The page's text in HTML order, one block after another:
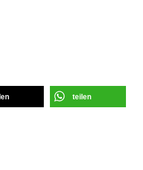
teilen